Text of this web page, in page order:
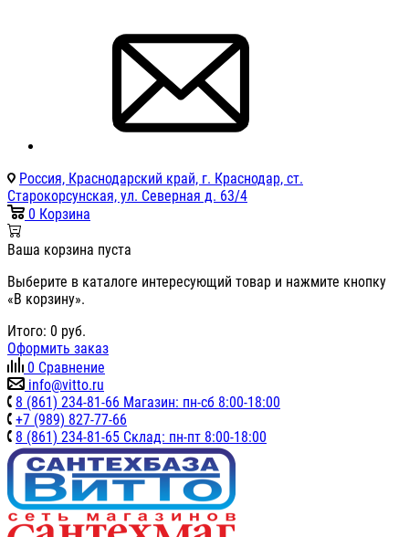
Россия, Краснодарский край, г. Краснодар, ст.
Старокорсунская, ул. Северная д. 63/4
0 Корзина
Ваша корзина пуста
Выберите в каталоге интересующий товар и нажмите кнопку
«В корзину».
Итого: 0 руб.
Оформить заказ
0 Сравнение
info@vitto.ru
8 (861) 234-81-66 Магазин: пн-сб 8:00-18:00
+7 (989) 827-77-66
8 (861) 234-81-65 Склад: пн-пт 8:00-18:00